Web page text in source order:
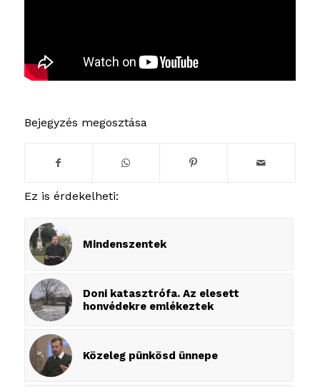
Bejegyzés megosztása
Ez is érdekelheti:
Mindenszentek
Doni katasztrófa. Az elesett
honvédekre emlékeztek
Közeleg pünkösd ünnepe